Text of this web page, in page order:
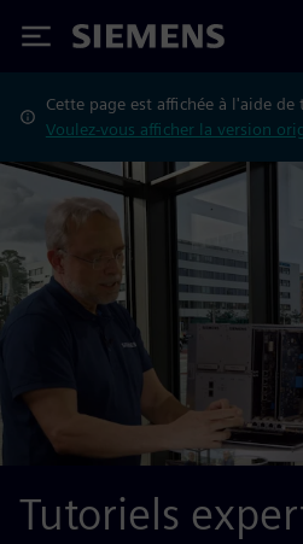
Siemens
Cette page est affichée à l'aide
Voulez-vous afficher la version
Tutoriels